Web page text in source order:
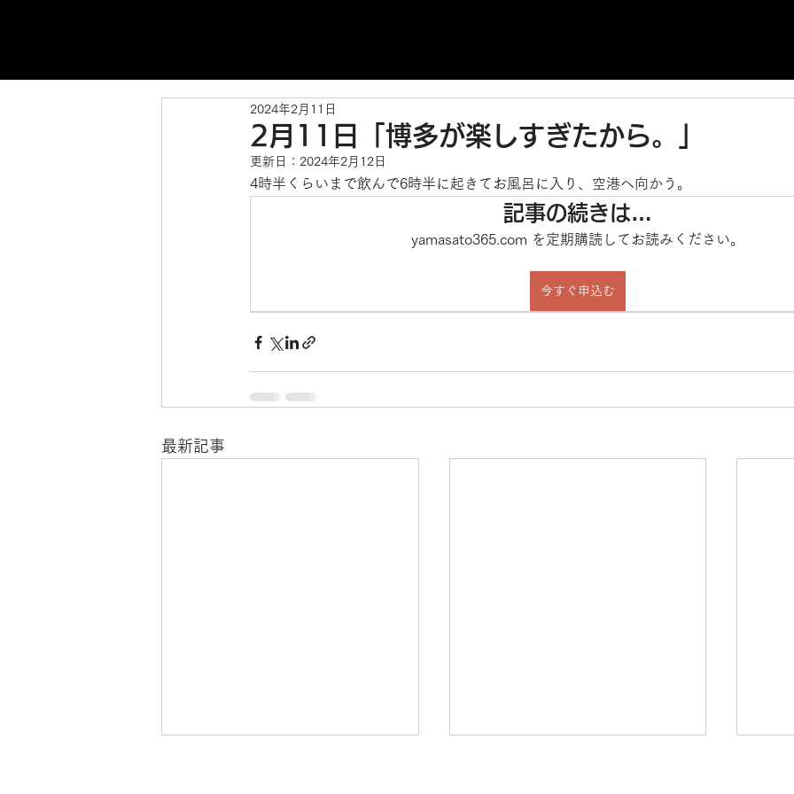
2月11日「博多が楽しすぎたから。」
2024年2月11日
更新日： 2024年2月12日
4時半くらいまで飲んで6時半に起きてお風呂に入り、空港へ向かう。
記事の続きは…
yamasato365.com を定期購読してお読みください。
今すぐ申込む
最新記事